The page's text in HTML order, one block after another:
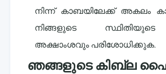
നിന്ന് കാബയിലേക്ക് അകലം
നിങ്ങളുടെ
അക്ഷാംശവും പരിശോധിക്കുക.
ഞങ്ങളുടെ കിബ്ല